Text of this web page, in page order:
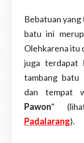
Bebatuan
batu ini
Olehkarena itu
juga terdapat
tambang batu
dan tempat
Pawon"
Padalarang).